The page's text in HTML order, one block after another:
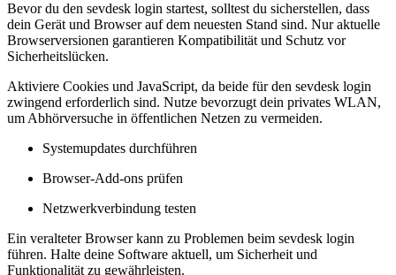
Bevor du den sevdesk login startest, solltest du sicherstellen, dass
dein Gerät und Browser auf dem neuesten Stand sind. Nur aktuelle
Browserversionen garantieren Kompatibilität und Schutz vor
Sicherheitslücken.
Aktiviere Cookies und JavaScript, da beide für den sevdesk login
zwingend erforderlich sind. Nutze bevorzugt dein privates WLAN,
um Abhörversuche in öffentlichen Netzen zu vermeiden.
Systemupdates durchführen
Browser-Add-ons prüfen
Netzwerkverbindung testen
Ein veralteter Browser kann zu Problemen beim sevdesk login
führen. Halte deine Software aktuell, um Sicherheit und
Funktionalität zu gewährleisten.